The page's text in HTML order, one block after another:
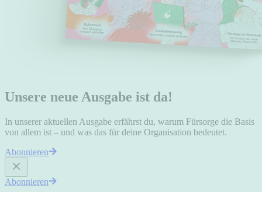
Unsere neue Ausgabe ist da!
In unserer aktuellen Ausgabe erfährst du, warum Fürsorge die Basis
von allem ist – und was das für deine Organisation bedeutet.
Abonnieren
Abonnieren